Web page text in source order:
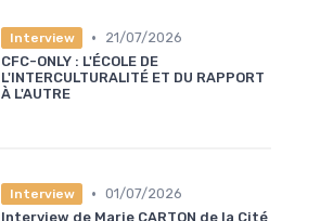
Interview •
21/07/2026
CFC-ONLY : L'ÉCOLE DE
L'INTERCULTURALITÉ ET DU RAPPORT
À L'AUTRE
Interview • 01/07/2026
Interview de Marie CARTON de la Cité